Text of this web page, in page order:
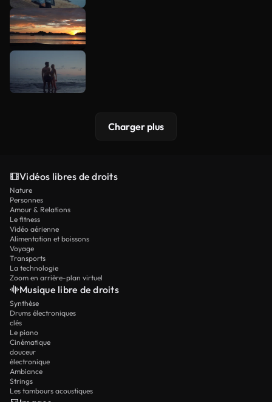
Charger plus
Vidéos libres de droits
Nature
Personnes
Amour & Relations
Le fitness
Vidéo aérienne
Alimentation et boissons
Voyage
Transports
La technologie
Zoom en arrière-plan virtuel
Musique libre de droits
Synthèse
Drums électroniques
clés
Le piano
Cinématique
douceur
électronique
Ambiance
Strings
Les tambours acoustiques